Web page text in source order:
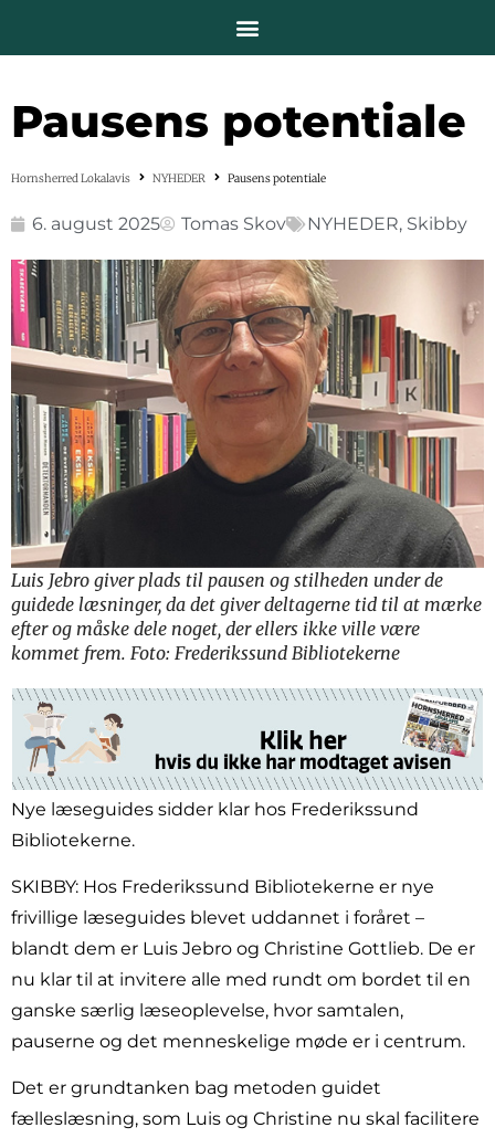
Pausens potentiale
Hornsherred Lokalavis NYHEDER Pausens potentiale
6. august 2025 Tomas Skov NYHEDER, Skibby
Luis Jebro giver plads til pausen og stilheden under de
guidede læsninger, da det giver deltagerne tid til at mærke
efter og måske dele noget, der ellers ikke ville være
kommet frem. Foto: Frederikssund Bibliotekerne
Nye læseguides sidder klar hos Frederikssund
Bibliotekerne.
SKIBBY: Hos Frederikssund Bibliotekerne er nye
frivillige læseguides blevet uddannet i foråret –
blandt dem er Luis Jebro og Christine Gottlieb. De er
nu klar til at invitere alle med rundt om bordet til en
ganske særlig læseoplevelse, hvor samtalen,
pauserne og det menneskelige møde er i centrum.
Det er grundtanken bag metoden guidet
fælleslæsning, som Luis og Christine nu skal facilitere